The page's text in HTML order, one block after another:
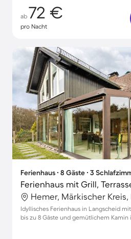
ab 72 €
pro Nacht
Ferienhaus ∙ 8 Gäste ∙ 3
Hemer, Märkischer
Idyllisches Ferienhaus in Langscheid
bis zu 8 Gäste und gemütlichem Kamin